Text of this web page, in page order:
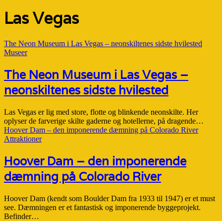
Las Vegas
The Neon Museum i Las Vegas – neonskiltenes sidste hvilested
Museer
The Neon Museum i Las Vegas –
neonskiltenes sidste hvilested
Las Vegas er lig med store, flotte og blinkende neonskilte. Her
oplyser de farverige skilte gaderne og hotellerne, på dragende…
Hoover Dam – den imponerende dæmning på Colorado River
Attraktioner
Hoover Dam – den imponerende
dæmning på Colorado River
Hoover Dam (kendt som Boulder Dam fra 1933 til 1947) er et must
see. Dæmningen er et fantastisk og imponerende byggeprojekt.
Befinder…